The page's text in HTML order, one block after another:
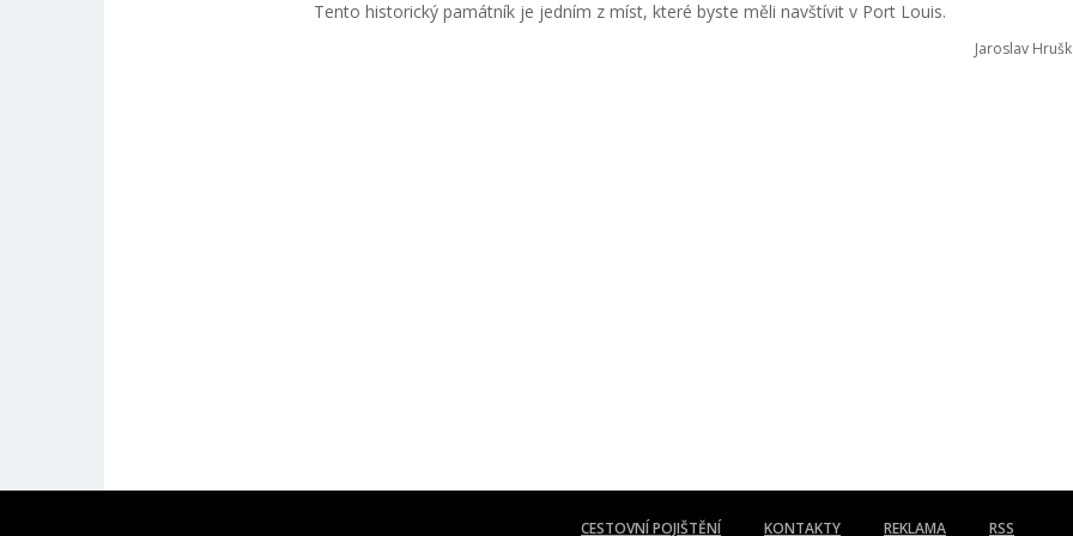
Tento historický památník je jedním z míst, které byste měli navštívit v Port Louis.
Jaroslav
CESTOVNÍ POJIŠTĚNÍ KONTAKTY REKLAMA RSS